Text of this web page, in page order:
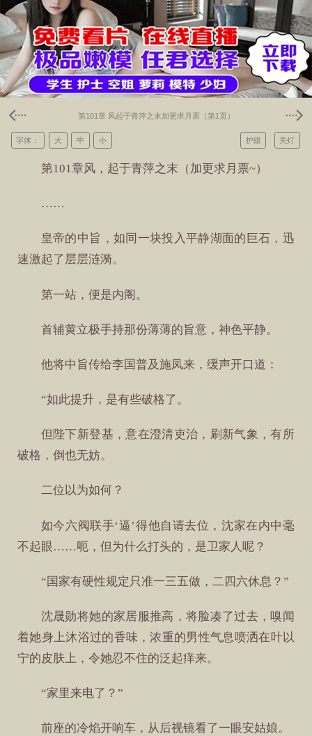
第101章 风起于青萍之末加更求月票（第1页）
关灯
护眼
字体： 大 中 小
第101章风，起于青萍之末（加更求月票~）
……
皇帝的中旨，如同一块投入平静湖面的巨石，迅
速激起了层层涟漪。
第一站，便是内阁。
首辅黄立极手持那份薄薄的旨意，神色平静。
他将中旨传给李国普及施凤来，缓声开口道：
“如此提升，是有些破格了。
但陛下新登基，意在澄清吏治，刷新气象，有所
破格，倒也无妨。
二位以为如何？
如今六阀联手‘逼’得他自请去位，沈家在内中毫
不起眼……呃，但为什么打头的，是卫家人呢？
“国家有硬性规定只准一三五做，二四六休息？”
沈晟勋将她的家居服推高，将脸凑了过去，嗅闻
着她身上沐浴过的香味，浓重的男性气息喷洒在叶以
宁的皮肤上，令她忍不住的泛起痒来。
“家里来电了？”
前座的冷焰开响车，从后视镜看了一眼安姑娘。